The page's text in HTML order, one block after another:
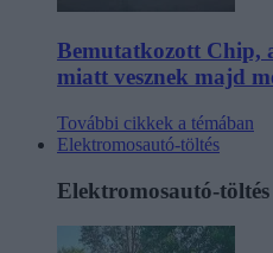
Bemutatkozott Chip,
miatt vesznek majd
További cikkek a témában
Elektromosautó-töltés
Elektromosautó-töltés